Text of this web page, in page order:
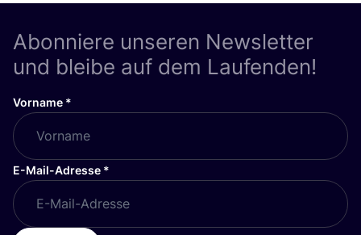
Abonniere unseren Newsletter
und bleibe auf dem Laufenden!
Vorname *
E-Mail-Adresse *